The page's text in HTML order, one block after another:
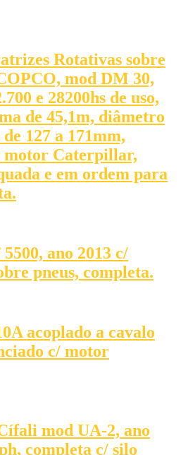
Rotativas sobre
mod DM 30,
e 28200hs de uso,
de 45,1m, diâmetro
127 a 171mm,
motor Caterpillar,
e em ordem para
ano 2013 c/
pneus, completa.
acoplado a cavalo
c/ motor
mod UA-2, ano
completa c/ silo